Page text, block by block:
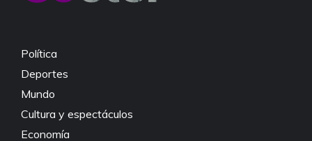
Política
Deportes
Mundo
Cultura y espectáculos
Economía